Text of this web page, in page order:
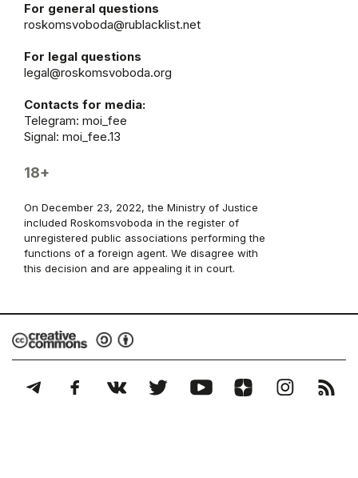
For general questions
roskomsvoboda@rublacklist.net
For legal questions
legal@roskomsvoboda.org
Contacts for media:
Telegram: moi_fee
Signal: moi_fee.13
18+
On December 23, 2022, the Ministry of Justice
included Roskomsvoboda in the register of
unregistered public associations performing the
functions of a foreign agent. We disagree with
this decision and are appealing it in court.